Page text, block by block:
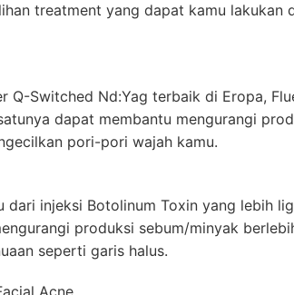
treatment yang dapat kamu lakukan
Q-Switched Nd:Yag terbaik di Eropa,
dapat membantu mengurangi
pori-pori wajah kamu.
dari injeksi Botolinum Toxin yang lebih
produksi sebum/minyak
seperti garis halus.
Acne